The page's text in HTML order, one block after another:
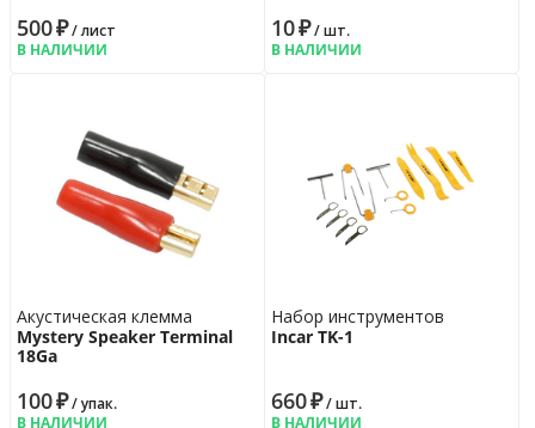
500₽/ лист
В НАЛИЧИИ
10₽/ шт.
В НАЛИЧИИ
Акустическая клемма
Mystery Speaker Terminal
18Ga
100₽/ упак.
В НАЛИЧИИ
Набор инструментов
Incar TK-1
660₽/ шт.
В НАЛИЧИИ